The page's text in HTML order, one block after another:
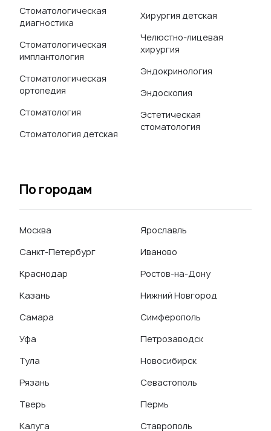
Стоматологическая
диагностика
Стоматологическая
имплантология
Стоматологическая
ортопедия
Стоматология
Стоматология детская
Хирургия детская
Челюстно-лицевая
хирургия
Эндокринология
Эндоскопия
Эстетическая
стоматология
По городам
Москва
Санкт-Петербург
Краснодар
Казань
Самара
Уфа
Тула
Рязань
Тверь
Калуга
Ярославль
Иваново
Ростов-на-Дону
Нижний Новгород
Симферополь
Петрозаводск
Новосибирск
Севастополь
Пермь
Ставрополь